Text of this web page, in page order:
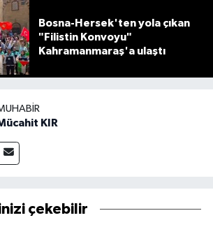
Bosna-Hersek'ten yola çıkan
"Filistin Konvoyu"
Kahramanmaraş'a ulaştı
KIR
çekebilir